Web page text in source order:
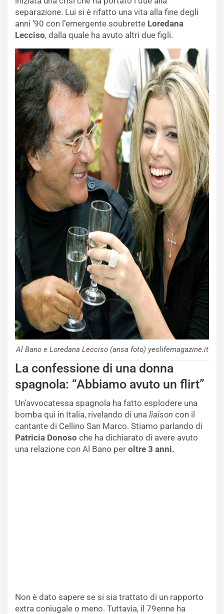
separazione. Lui si è rifatto una vita alla fine degli
anni ’90 con l’emergente soubrette Loredana
Lecciso, dalla quale ha avuto altri due figli.
Al Bano e Loredana Lecciso (ansa foto) yeslifemagazine.it
La confessione di una donna
spagnola: “Abbiamo avuto un flirt”
Un’avvocatessa spagnola ha fatto esplodere una
bomba qui in Italia, rivelando di una liaison con il
cantante di Cellino San Marco. Stiamo parlando di
Patricia Donoso che ha dichiarato di avere avuto
una relazione con Al Bano per oltre 3 anni.
Non è dato sapere se si sia trattato di un rapporto
extra coniugale o meno. Tuttavia, il 79enne ha